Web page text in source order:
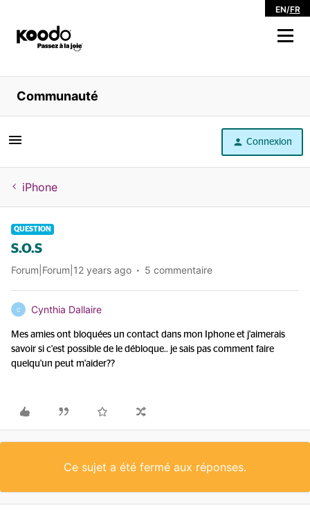
EN/FR
Magasiner
Libre service
Aide
Communauté
Connexion
iPhone
QUESTION
S.O.S
Forum|Forum|12 years ago 5 commentaire
C Cynthia Dallaire
Mes amies ont bloquées un contact dans mon Iphone et j'aimerais
savoir si c'est possible de le débloque.. je sais pas comment faire
quelqu'un peut m'aider??
Ce sujet a été fermé aux réponses.